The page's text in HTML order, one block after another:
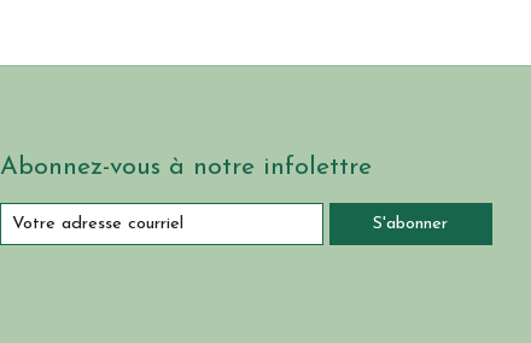
Abonnez-vous à notre infolettre
S'abonner